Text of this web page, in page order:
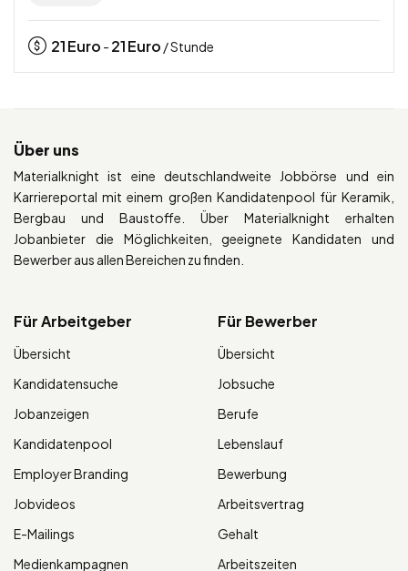
21Euro - 21Euro / Stunde
Über uns
Materialknight ist eine deutschlandweite Jobbörse und ein
Karriereportal mit einem großen Kandidatenpool für Keramik,
Bergbau und Baustoffe. Über Materialknight erhalten
Jobanbieter die Möglichkeiten, geeignete Kandidaten und
Bewerber aus allen Bereichen zu finden.
Für Arbeitgeber
Übersicht
Kandidatensuche
Jobanzeigen
Kandidatenpool
Employer Branding
Jobvideos
E-Mailings
Medienkampagnen
Für Bewerber
Übersicht
Jobsuche
Berufe
Lebenslauf
Bewerbung
Arbeitsvertrag
Gehalt
Arbeitszeiten